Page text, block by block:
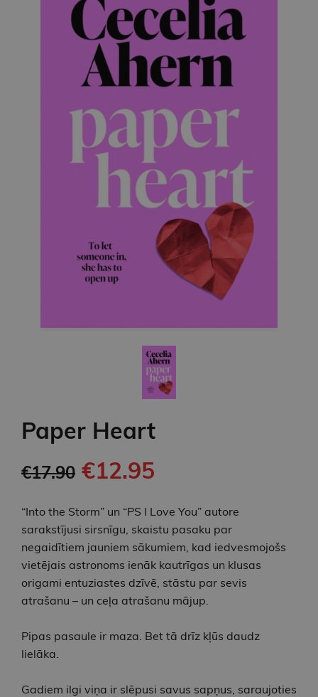
Paper Heart
€17.90 €12.95
“Into the Storm” un “PS I Love You” autore
sarakstījusi sirsnīgu, skaistu pasaku par
negaidītiem jauniem sākumiem, kad iedvesmojošs
vietējais astronoms ienāk kautrīgas un klusas
origami entuziastes dzīvē, stāstu par sevis
atrašanu – un ceļa atrašanu mājup.
Pipas pasaule ir maza. Bet tā drīz kļūs daudz
lielāka.
Gadiem ilgi viņa ir slēpusi savus sapņus, saraujoties